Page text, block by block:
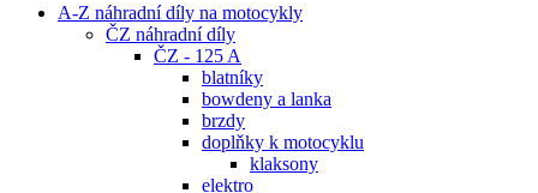
A-Z náhradní díly na motocykly
ČZ náhradní díly
ČZ - 125 A
blatníky
bowdeny a lanka
brzdy
doplňky k motocyklu
klaksony
elektro